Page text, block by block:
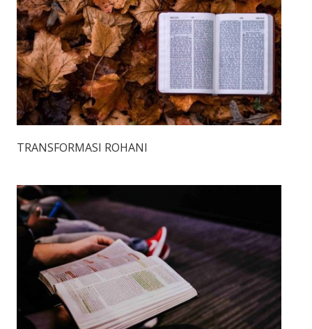
TRANSFORMASI ROHANI